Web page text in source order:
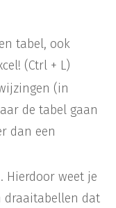
tabel, ook
(Ctrl + L)
(in
de tabel gaan
dan een
Hierdoor weet je
draaitabellen dat